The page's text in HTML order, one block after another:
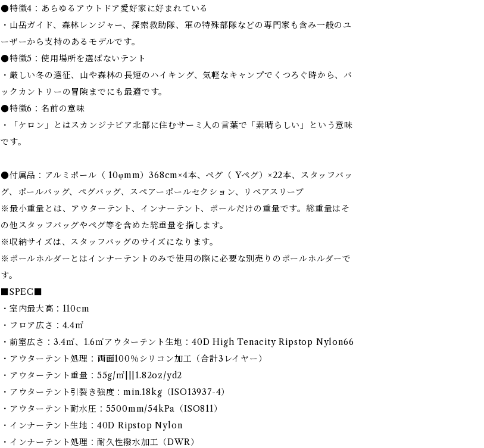
●特徴4：あらゆるアウトドア愛好家に好まれている
・山岳ガイド、森林レンジャー、探索救助隊、軍の特殊部隊などの専門家も含み一般のユ
ーザーから支持のあるモデルです。
●特徴5：使用場所を選ばないテント
・厳しい冬の遠征、山や森林の長短のハイキング、気軽なキャンプでくつろぐ時から、バ
ックカントリーの冒険までにも最適です。
●特徴6：名前の意味
・「ケロン」とはスカンジナビア北部に住むサーミ人の言葉で「素晴らしい」という意味
です。
●付属品：アルミポール（ 10φmm）368cm×4本、ペグ（ Yペグ）×22本、スタッフバッ
グ、ポールバッグ、ペグバッグ、スペアーポールセクション、リペアスリーブ
※最小重量とは、アウターテント、インナーテント、ポールだけの重量です。総重量はそ
の他スタッフバッグやペグ等を含めた総重量を指します。
※収納サイズは、スタッフバッグのサイズになります。
※ポールホルダーとはインナーテントのみで使用の際に必要な別売りのポールホルダーで
す。
■SPEC■
・室内最大高：110cm
・フロア広さ：4.4㎡
・前室広さ：3.4㎡、1.6㎡アウターテント生地：40D High Tenacity Ripstop Nylon66
・アウターテント処理：両面100％シリコン加工（合計3レイヤー）
・アウターテント重量：55g/㎡|||1.82oz/yd2
・アウターテント引裂き強度：min.18kg（ISO13937-4）
・アウターテント耐水圧：5500mm/54kPa（ISO811）
・インナーテント生地：40D Ripstop Nylon
・インナーテント処理：耐久性撥水加工（DWR）